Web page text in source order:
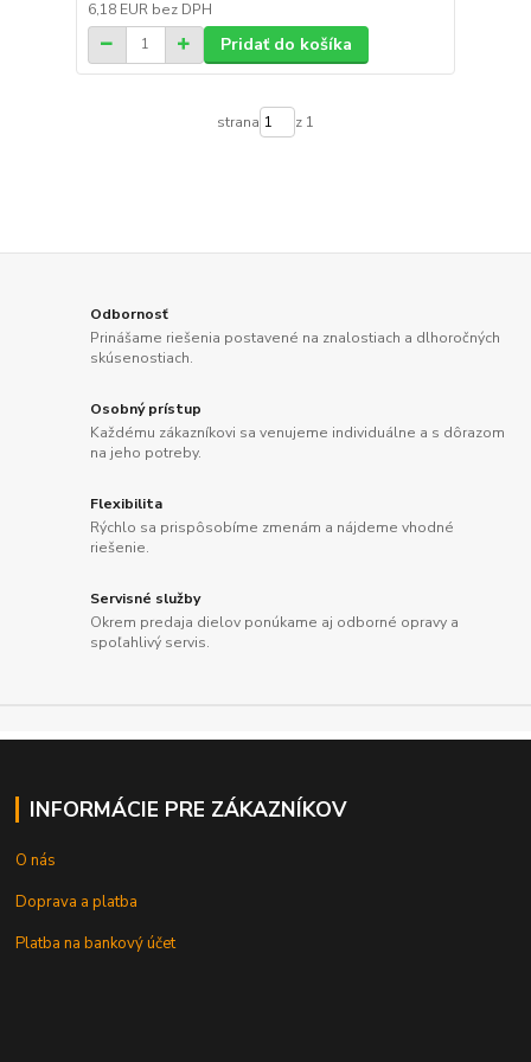
6,18 EUR bez DPH
Pridať do košíka
strana z 1
Odbornosť
Prinášame riešenia postavené na znalostiach a dlhoročných
skúsenostiach.
Osobný prístup
Každému zákazníkovi sa venujeme individuálne a s dôrazom
na jeho potreby.
Flexibilita
Rýchlo sa prispôsobíme zmenám a nájdeme vhodné
riešenie.
Servisné služby
Okrem predaja dielov ponúkame aj odborné opravy a
spoľahlivý servis.
INFORMÁCIE PRE ZÁKAZNÍKOV
O nás
Doprava a platba
Platba na bankový účet